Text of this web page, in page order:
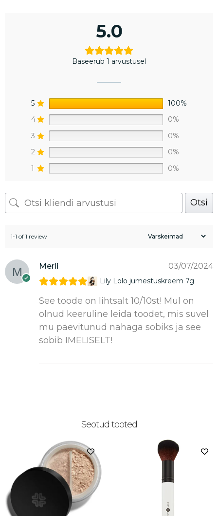
5.0
Baseerub 1 arvustusel
5
100%
4
0%
3
0%
2
0%
1
0%
Otsi
1-1 of 1 review
Merli 03/07/2024
Lily Lolo jumestuskreem 7g
See toode on lihtsalt 10/10st! Mul on
olnud keeruline leida toodet, mis suvel
mu päevitunud nahaga sobiks ja see
sobib IMELISELT!
Seotud tooted